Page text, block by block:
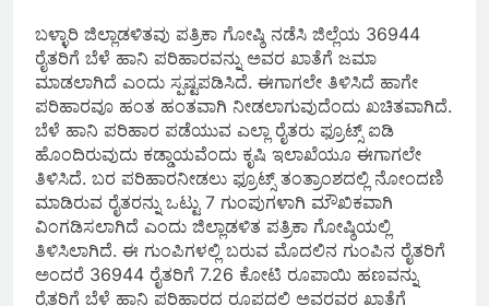
ಬಳ್ಳಾರಿ ಜಿಲ್ಲಾಡಳಿತವು ಪತ್ರಿಕಾ ಗೋಷ್ಠಿ ನಡೆಸಿ ಜಿಲ್ಲೆಯ 36944
ರೈತರಿಗೆ ಬೆಳೆ ಹಾನಿ ಪರಿಹಾರವನ್ನು ಅವರ ಖಾತೆಗೆ ಜಮಾ
ಮಾಡಲಾಗಿದೆ ಎಂದು ಸ್ಪಷ್ಟಪಡಿಸಿದೆ. ಈಗಾಗಲೇ ತಿಳಿಸಿದೆ ಹಾಗೇ
ಪರಿಹಾರವೂ ಹಂತ ಹಂತವಾಗಿ ನೀಡಲಾಗುವುದೆಂದು ಖಚಿತವಾಗಿದೆ.
ಬೆಳೆ ಹಾನಿ ಪರಿಹಾರ ಪಡೆಯುವ ಎಲ್ಲಾ ರೈತರು ಫ್ರೂಟ್ಸ್ ಐಡಿ
ಹೊಂದಿರುವುದು ಕಡ್ಡಾಯವೆಂದು ಕೃಷಿ ಇಲಾಖೆಯೂ ಈಗಾಗಲೇ
ತಿಳಿಸಿದೆ. ಬರ ಪರಿಹಾರನೀಡಲು ಫ್ರೂಟ್ಸ್ ತಂತ್ರಾಂಶದಲ್ಲಿ ನೋಂದಣಿ
ಮಾಡಿರುವ ರೈತರನ್ನು ಒಟ್ಟು 7 ಗುಂಪುಗಳಾಗಿ ಮೌಖಿಕವಾಗಿ
ವಿಂಗಡಿಸಲಾಗಿದೆ ಎಂದು ಜಿಲ್ಲಾಡಳಿತ ಪತ್ರಿಕಾ ಗೋಷ್ಠಿಯಲ್ಲಿ
ತಿಳಿಸಿಲಾಗಿದೆ. ಈ ಗುಂಪಿಗಳಲ್ಲಿ ಬರುವ ಮೊದಲಿನ ಗುಂಪಿನ ರೈತರಿಗೆ
ಅಂದರೆ 36944 ರೈತರಿಗೆ 7.26 ಕೋಟಿ ರೂಪಾಯಿ ಹಣವನ್ನು
ರೈತರಿಗೆ ಬೆಳೆ ಹಾನಿ ಪರಿಹಾರದ ರೂಪದಲ್ಲಿ ಅವರವರ ಖಾತೆಗೆ